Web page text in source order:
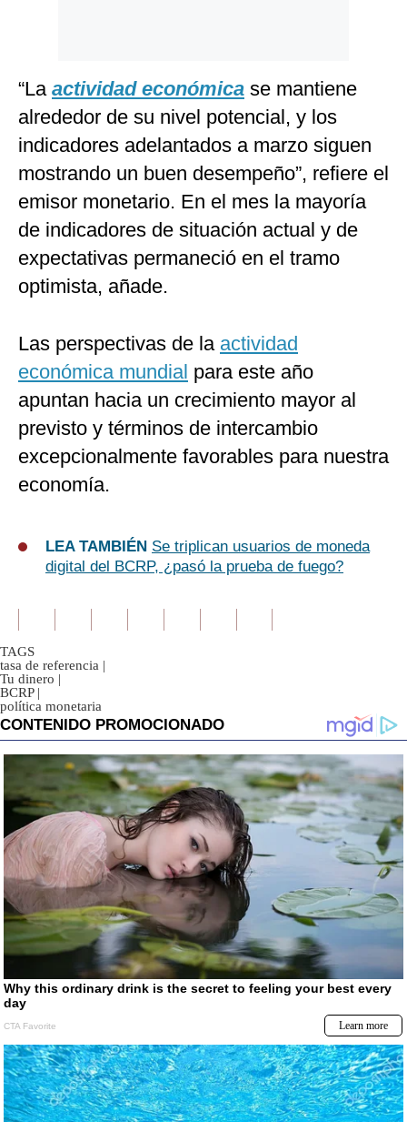
“La actividad económica se mantiene
alrededor de su nivel potencial, y los
indicadores adelantados a marzo siguen
mostrando un buen desempeño”, refiere el
emisor monetario. En el mes la mayoría
de indicadores de situación actual y de
expectativas permaneció en el tramo
optimista, añade.
Las perspectivas de la actividad
económica mundial para este año
apuntan hacia un crecimiento mayor al
previsto y términos de intercambio
excepcionalmente favorables para nuestra
economía.
LEA TAMBIÉN Se triplican usuarios de moneda
digital del BCRP, ¿pasó la prueba de fuego?
TAGS
tasa de referencia |
Tu dinero |
BCRP |
política monetaria